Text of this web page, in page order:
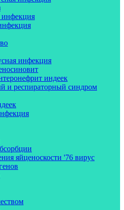
инфекция
инфекция
индеек
и респираторный синдром
яйценоскости '76 вирус